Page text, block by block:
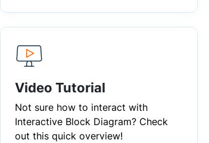
Video Tutorial
Not sure how to interact with
Interactive Block Diagram? Check
out this quick overview!